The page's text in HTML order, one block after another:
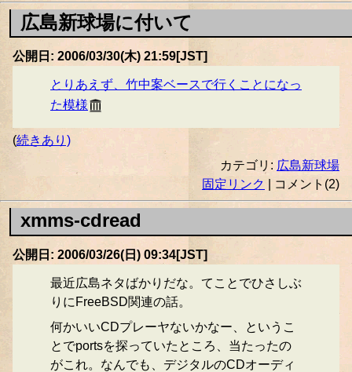
広島新球場に付いて
公開日: 2006/03/30(木) 21:59[JST]
とりあえず、竹中案ベースで行くことになっ
た模様
(続きあり)
カテゴリ: 広島新球場
固定リンク
| コメント(2)
xmms-cdread
公開日: 2006/03/26(日) 09:34[JST]
最近広島ネタばかりだな。てことでひさしぶ
りにFreeBSD関連の話。
何かいいCDプレーヤないかなー、というこ
とでportsを探っていたところ、当たったの
がこれ。なんでも、デジタルのCDオーディ